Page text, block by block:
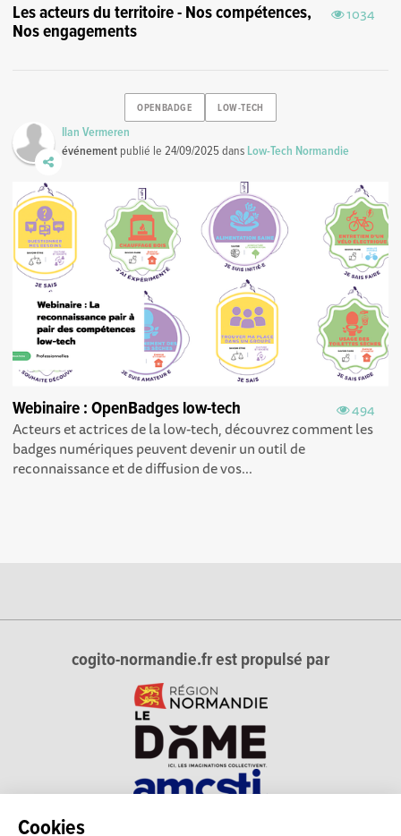
Cookies
1034
Les acteurs du territoire - Nos compétences,
Nos engagements
OPENBADGE LOW-TECH
Ilan Vermeren
événement publié le24/09/2025dans Low-Tech Normandie
494
Webinaire : OpenBadges low-tech
Acteurs et actrices de la low-tech, découvrez comment les
badges numériques peuvent devenir un outil de
reconnaissance et de diffusion de vos...
cogito-normandie.fr est propulsé par